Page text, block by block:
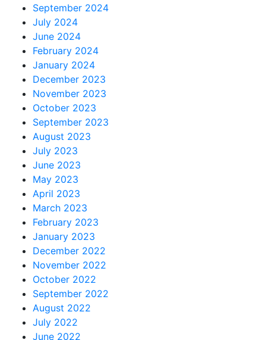
September 2024
July 2024
June 2024
February 2024
January 2024
December 2023
November 2023
October 2023
September 2023
August 2023
July 2023
June 2023
May 2023
April 2023
March 2023
February 2023
January 2023
December 2022
November 2022
October 2022
September 2022
August 2022
July 2022
June 2022